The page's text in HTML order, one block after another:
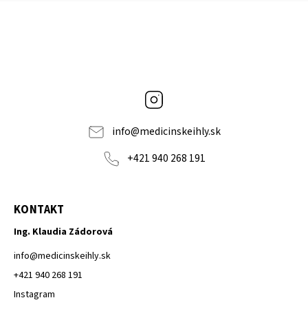
info@medicinskeihly.sk
+421 940 268 191
KONTAKT
Ing. Klaudia Zádorová
info@medicinskeihly.sk
+421 940 268 191
Instagram